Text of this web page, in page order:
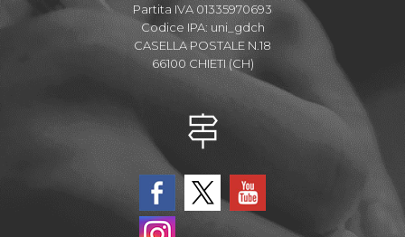
Partita IVA 01335970693
Codice IPA: uni_gdch
CASELLA POSTALE N.18
66100 CHIETI (CH)